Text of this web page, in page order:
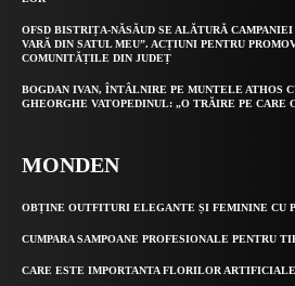
OFSD BISTRIȚA-NĂSĂUD SE ALĂTURĂ
VARĂ DIN SATUL MEU”. ACȚIUNI PENTRU
COMUNITĂȚILE DIN JUDEȚ
BOGDAN IVAN, ÎNTÂLNIRE PE MUNTELE ATHOS
GHEORGHE VATOPEDINUL: „O TRĂIRE PE CARE
MONDEN
OBȚINE OUTFITURI ELEGANTE ȘI FEMININE CU
CUMPARA SAMPOANE PROFESIONALE PENTRU
CARE ESTE IMPORTANTA FLORILOR